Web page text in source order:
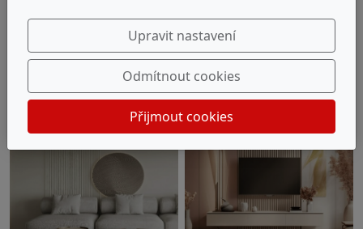
Inspirujte se:
Upravit nastavení
Odmítnout cookies
Přijmout cookies